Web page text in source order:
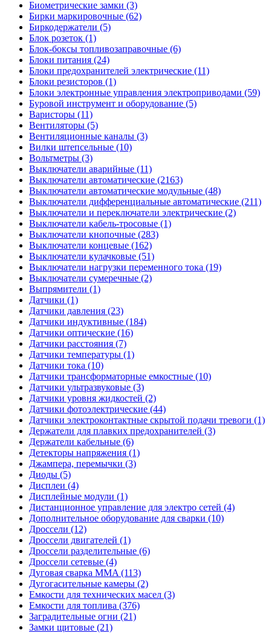
Биометрические замки (3)
Бирки маркировочные (62)
Биркодержатели (5)
Блок розеток (1)
Блок-боксы топливозаправочные (6)
Блоки питания (24)
Блоки предохранителей электрические (11)
Блоки резисторов (1)
Блоки электронные управления электроприводами (59)
Буровой инструмент и оборудование (5)
Варисторы (11)
Вентиляторы (5)
Вентиляционные каналы (3)
Вилки штепсельные (10)
Вольтметры (3)
Выключатели аварийные (11)
Выключатели автоматические (2163)
Выключатели автоматические модульные (48)
Выключатели дифференциальные автоматические (211)
Выключатели и переключатели электрические (2)
Выключатели кабель-тросовые (1)
Выключатели кнопочные (283)
Выключатели концевые (162)
Выключатели кулачковые (51)
Выключатели нагрузки переменного тока (19)
Выключатели сумеречные (2)
Выпрямители (1)
Датчики (1)
Датчики давления (23)
Датчики индуктивные (184)
Датчики оптические (16)
Датчики расстояния (7)
Датчики температуры (1)
Датчики тока (10)
Датчики трансформаторные емкостные (10)
Датчики ультразвуковые (3)
Датчики уровня жидкостей (2)
Датчики фотоэлектрические (44)
Датчики электроконтактные скрытой подачи тревоги (1)
Держатели для плавких предохранителей (3)
Держатели кабельные (6)
Детекторы напряжения (1)
Джампера, перемычки (3)
Диоды (5)
Дисплеи (4)
Дисплейные модули (1)
Дистанционное управление для электро сетей (4)
Дополнительное оборудование для сварки (10)
Дроссели (12)
Дроссели двигателей (1)
Дроссели разделительные (6)
Дроссели сетевые (4)
Дуговая сварка MMA (113)
Дугогасительные камеры (2)
Емкости для технических масел (3)
Емкости для топлива (376)
Заградительные огни (21)
Замки щитовые (21)